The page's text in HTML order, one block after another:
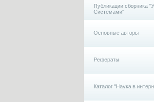
Публикации сборника
Системами"
Основные авторы
Рефераты
Каталог "Наука в